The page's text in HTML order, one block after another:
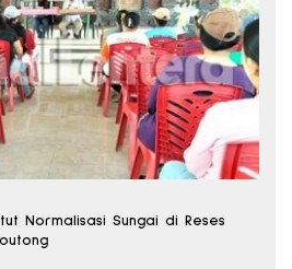
Normalisasi Sungai di Reses